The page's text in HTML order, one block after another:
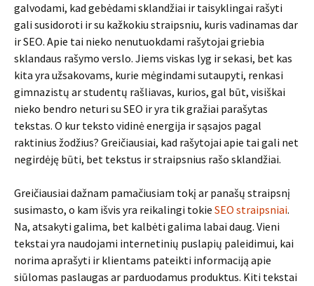
galvodami, kad gebėdami sklandžiai ir taisyklingai rašyti
gali susidoroti ir su kažkokiu straipsniu, kuris vadinamas dar
ir SEO. Apie tai nieko nenutuokdami rašytojai griebia
sklandaus rašymo verslo. Jiems viskas lyg ir sekasi, bet kas
kita yra užsakovams, kurie mėgindami sutaupyti, renkasi
gimnazistų ar studentų rašliavas, kurios, gal būt, visiškai
nieko bendro neturi su SEO ir yra tik gražiai parašytas
tekstas. O kur teksto vidinė energija ir sąsajos pagal
raktinius žodžius? Greičiausiai, kad rašytojai apie tai gali net
negirdėję būti, bet tekstus ir straipsnius rašo sklandžiai.
Greičiausiai dažnam pamačiusiam tokį ar panašų straipsnį
susimasto, o kam išvis yra reikalingi tokie SEO straipsniai.
Na, atsakyti galima, bet kalbėti galima labai daug. Vieni
tekstai yra naudojami internetinių puslapių paleidimui, kai
norima aprašyti ir klientams pateikti informaciją apie
siūlomas paslaugas ar parduodamus produktus. Kiti tekstai